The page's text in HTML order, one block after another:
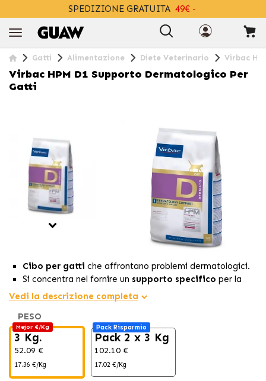
SPEDIZIONE GRATUITA 49€ -
Gatti Alimentazione Diete Veterinario Virbac
Virbac HPM D1 Supporto Dermatologico Per
Gatti
Cibo per gatti che affrontano problemi dermatologici.
Si concentra nel fornire un supporto specifico per la
funzione dermatologicanegli animali con
e perdita eccessiva di pelo.
Conpochi carboidrati
principalmente diorigine animale,offre una
nutrizione bilanciataper soddisfare le esigenze della
Vedi la descrizione completa
PESO
Mejor €/Kg
3 Kg.
52.09 €
17.36 €/Kg
Pack Risparmio
Pack 2 x 3 Kg
102.10 €
17.02 €/Kg